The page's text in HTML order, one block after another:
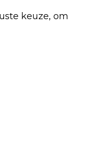
keuze, om